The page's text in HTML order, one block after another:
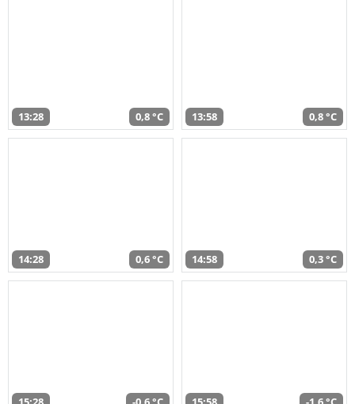
13:28 0,8 °C 13:58 0,8 °C
14:28 0,6 °C 14:58 0,3 °C